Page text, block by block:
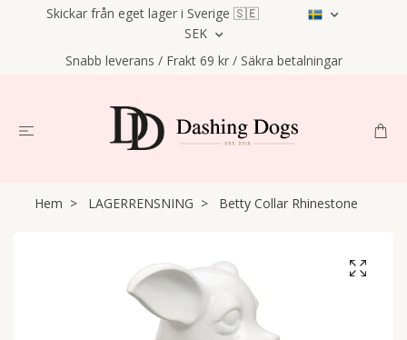
Skickar från eget lager i Sverige 🇸🇪
SEK
Snabb leverans / Frakt 69 kr / Säkra betalningar
Hem LAGERRENSNING Betty Collar Rhinestone